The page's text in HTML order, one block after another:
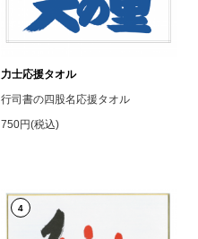
力士応援タオル
行司書の四股名応援タオル
750円(税込)
4